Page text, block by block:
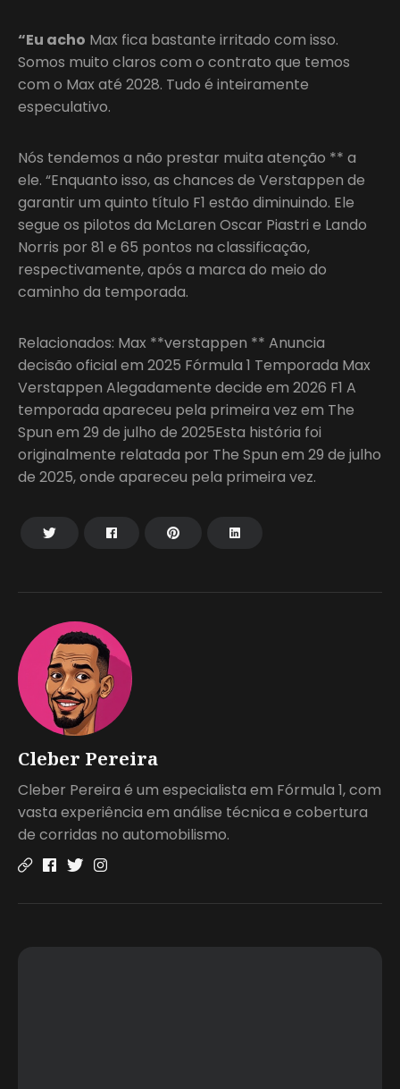
Cleber Pereira
Cleber Pereira é um especialista em Fórmula 1, com
vasta experiência em análise técnica e cobertura
de corridas no automobilismo.
“Eu acho Max fica bastante irritado com isso.
Somos muito claros com o contrato que temos
com o Max até 2028. Tudo é inteiramente
especulativo.
Nós tendemos a não prestar muita atenção ** a
ele. “Enquanto isso, as chances de Verstappen de
garantir um quinto título F1 estão diminuindo. Ele
segue os pilotos da McLaren Oscar Piastri e Lando
Norris por 81 e 65 pontos na classificação,
respectivamente, após a marca do meio do
caminho da temporada.
Relacionados: Max **verstappen ** Anuncia
decisão oficial em 2025 Fórmula 1 Temporada Max
Verstappen Alegadamente decide em 2026 F1 A
temporada apareceu pela primeira vez em The
Spun em 29 de julho de 2025Esta história foi
originalmente relatada por The Spun em 29 de julho
de 2025, onde apareceu pela primeira vez.